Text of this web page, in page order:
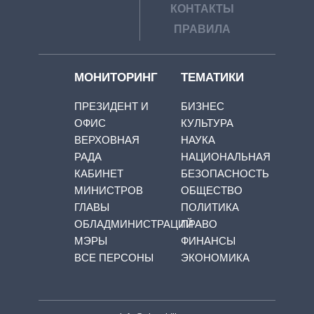
КОНТАКТЫ
ПРАВИЛА
МОНИТОРИНГ
ПРЕЗИДЕНТ И
ОФИС
ВЕРХОВНАЯ
РАДА
КАБИНЕТ
МИНИСТРОВ
ГЛАВЫ
ОБЛАДМИНИСТРАЦИЙ
МЭРЫ
ВСЕ ПЕРСОНЫ
ТЕМАТИКИ
БИЗНЕС
КУЛЬТУРА
НАУКА
НАЦИОНАЛЬНАЯ
БЕЗОПАСНОСТЬ
ОБЩЕСТВО
ПОЛИТИКА
ПРАВО
ФИНАНСЫ
ЭКОНОМИКА